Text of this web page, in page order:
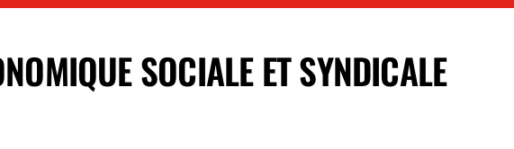
SOCIALE ET SYNDICALE